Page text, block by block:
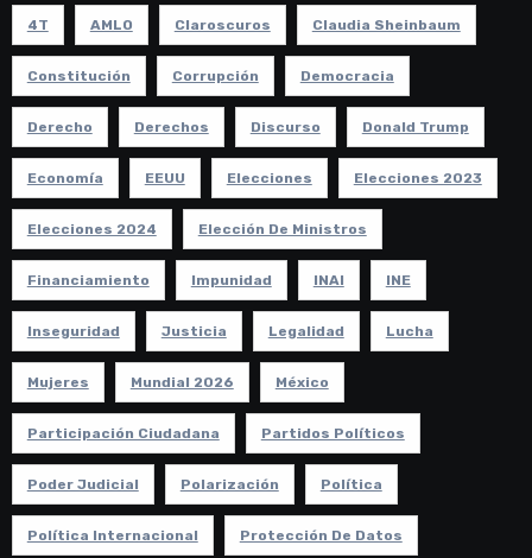
4T AMLO Claroscuros Claudia Sheinbaum
Constitución Corrupción Democracia
Derecho Derechos Discurso Donald Trump
Economía EEUU Elecciones Elecciones 2023
Elecciones 2024 Elección De Ministros
Financiamiento Impunidad INAI INE
Inseguridad Justicia Legalidad Lucha
Mujeres Mundial 2026 México
Participación Ciudadana Partidos Políticos
Poder Judicial Polarización Política
Política Internacional Protección De Datos